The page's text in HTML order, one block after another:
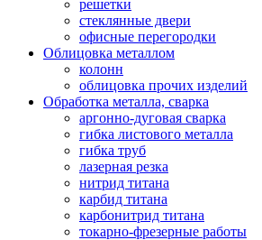
решетки
стеклянные двери
офисные перегородки
Облицовка металлом
колонн
облицовка прочих изделий
Обработка металла, сварка
аргонно-дуговая сварка
гибка листового металла
гибка труб
лазерная резка
нитрид титана
карбид титана
карбонитрид титана
токарно-фрезерные работы